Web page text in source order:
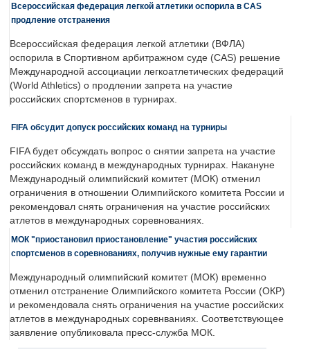
Всероссийская федерация легкой атлетики оспорила в CAS
продление отстранения
Всероссийская федерация легкой атлетики (ВФЛА)
оспорила в Спортивном арбитражном суде (CAS) решение
Международной ассоциации легкоатлетических федераций
(World Athletics) о продлении запрета на участие
российских спортсменов в турнирах.
FIFA обсудит допуск российских команд на турниры
FIFA будет обсуждать вопрос о снятии запрета на участие
российских команд в международных турнирах. Накануне
Международный олимпийский комитет (МОК) отменил
ограничения в отношении Олимпийского комитета России и
рекомендовал снять ограничения на участие российских
атлетов в международных соревнованиях.
МОК "приостановил приостановление" участия российских
спортсменов в соревнованиях, получив нужные ему гарантии
Международный олимпийский комитет (МОК) временно
отменил отстранение Олимпийского комитета России (ОКР)
и рекомендовала снять ограничения на участие российских
атлетов в международных соревнваниях. Соответствующее
заявление опубликовала пресс-служба МОК.